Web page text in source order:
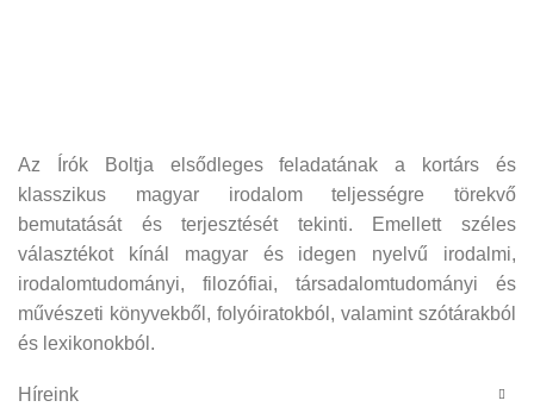
Az Írók Boltja elsődleges feladatának a kortárs és
klasszikus magyar irodalom teljességre törekvő
bemutatását és terjesztését tekinti. Emellett széles
választékot kínál magyar és idegen nyelvű irodalmi,
irodalomtudományi, filozófiai, társadalomtudományi és
művészeti könyvekből, folyóiratokból, valamint szótárakból
és lexikonokból.
Híreink